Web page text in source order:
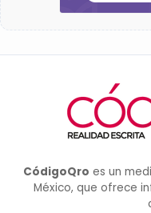
CódigoQro es un
México, que ofrece